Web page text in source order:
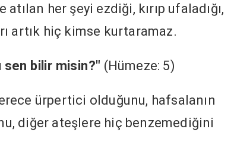
her şeyi ezdiği, kırıp ufaladığı,
artık hiç kimse kurtaramaz.
sen bilir misin?" (Hümeze: 5)
ürpertici olduğunu, hafsalanın
diğer ateşlere hiç benzemediğini